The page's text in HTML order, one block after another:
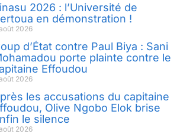
2026 : l’Université de
en démonstration !
2026
d’État contre Paul Biya : Sani
porte plainte contre le
Effoudou
2026
les accusations du capitaine
Olive Ngobo Elok brise
le silence
2026